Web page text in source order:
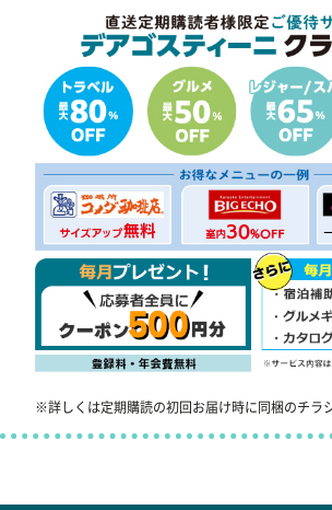
※詳しくは定期購読の初回お届け時に同梱のチラ